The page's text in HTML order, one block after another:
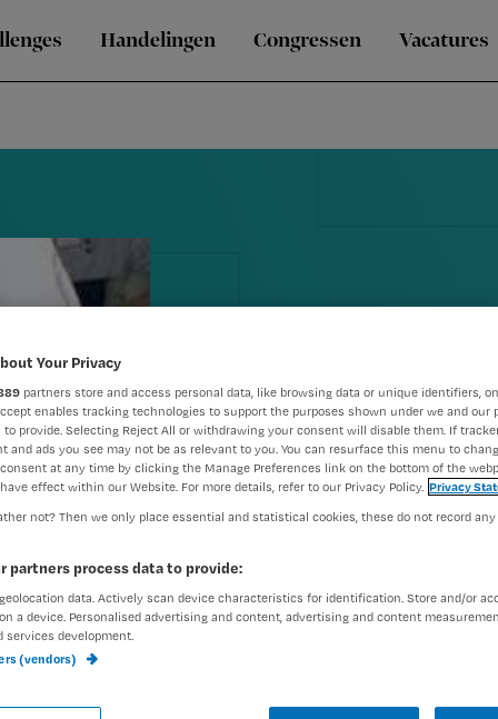
Handelingen Congressen Vacatures
om te
Auteur:
Your Privacy
partners store and access personal data, like browsing data or unique identifiers,
enables tracking technologies to support the purposes shown under we and our
to provide. Selecting Reject All or withdrawing your consent will disable them. If
and ads you see may not be as relevant to you. You can resurface this menu to
at any time by clicking the Manage Preferences link on the bottom of the
effect within our Website. For more details, refer to our Privacy Policy. Privacy
not? Then we only place essential and statistical cookies, these do not record
partners process data to provide:
data. Actively scan device characteristics for identification. Store and/or
a device. Personalised advertising and content, advertising and content
services development.
(vendors)